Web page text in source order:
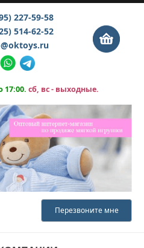
227-59-58
514-62-52
17:00. сб, вс - выходные.